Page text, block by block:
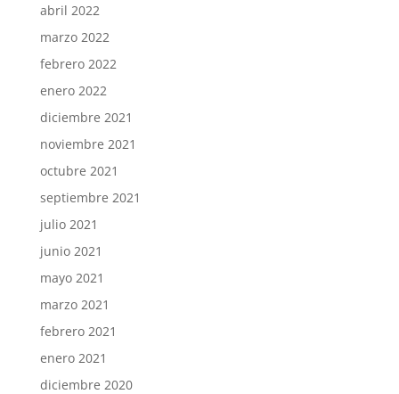
abril 2022
marzo 2022
febrero 2022
enero 2022
diciembre 2021
noviembre 2021
octubre 2021
septiembre 2021
julio 2021
junio 2021
mayo 2021
marzo 2021
febrero 2021
enero 2021
diciembre 2020